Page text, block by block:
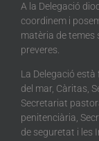
A la Delegació
coordinem i
matèria de temes
preveres.
La Delegació
del mar, Càritas,
Secretariat
penitenciària,
de seguretat i les